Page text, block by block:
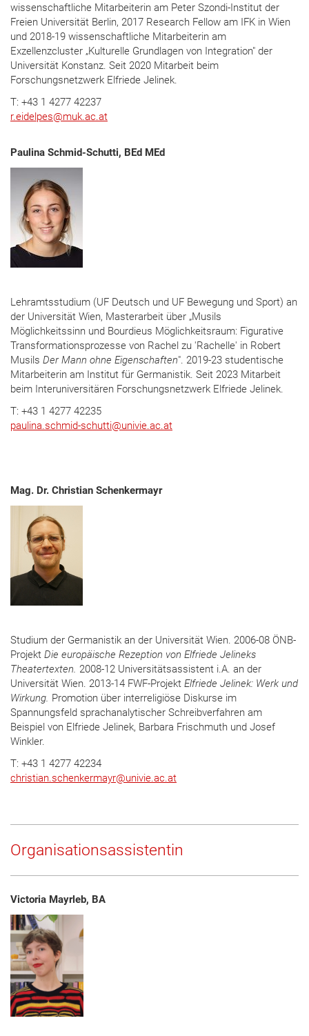
wissenschaftliche Mitarbeiterin am Peter Szondi-Institut der
Freien Universität Berlin, 2017 Research Fellow am IFK in Wien
und 2018-19 wissenschaftliche Mitarbeiterin am
Exzellenzcluster „Kulturelle Grundlagen von Integration" der
Universität Konstanz. Seit 2020 Mitarbeit beim
Forschungsnetzwerk Elfriede Jelinek.
T: +43 1 4277 42237
r.eidelpes@muk.ac.at
Paulina Schmid-Schutti, BEd MEd
Lehramtsstudium (UF Deutsch und UF Bewegung und Sport) an
der Universität Wien, Masterarbeit über „Musils
Möglichkeitssinn und Bourdieus Möglichkeitsraum: Figurative
Transformationsprozesse von Rachel zu 'Rachelle' in Robert
Musils Der Mann ohne Eigenschaften". 2019-23 studentische
Mitarbeiterin am Institut für Germanistik. Seit 2023 Mitarbeit
beim Interuniversitären Forschungsnetzwerk Elfriede Jelinek.
T: +43 1 4277 42235
paulina.schmid-schutti@univie.ac.at
Mag. Dr. Christian Schenkermayr
Studium der Germanistik an der Universität Wien. 2006-08 ÖNB-
Projekt Die europäische Rezeption von Elfriede Jelineks
Theatertexten. 2008-12 Universitätsassistent i.A. an der
Universität Wien. 2013-14 FWF-Projekt Elfriede Jelinek: Werk und
Wirkung. Promotion über interreligiöse Diskurse im
Spannungsfeld sprachanalytischer Schreibverfahren am
Beispiel von Elfriede Jelinek, Barbara Frischmuth und Josef
Winkler.
T: +43 1 4277 42234
christian.schenkermayr@univie.ac.at
Organisationsassistentin
Victoria Mayrleb, BA